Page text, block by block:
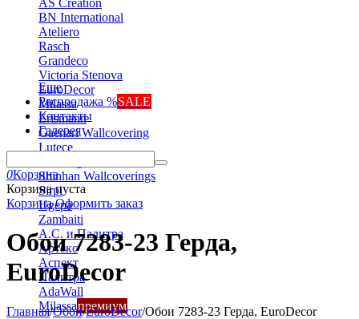
AS Creation
BN International
Ateliero
Rasch
Grandeco
Victoria Stenova
EuroDecor
Milassa
Erismann
Gaenari Wallcovering
Lutece
Shinhan Wallcoverings
Sirpi
Ugepa
Zambaiti
А.С. и Палитра
Артекс
Аспект
Палитра
AdaWall
Milassaпремиум
Еще
Распродажа %SALE
Контакты
Галерея
0Корзина
Корзина пуста
Корзина Оформить заказ
Обои 7283-23 Герда,
EuroDecor
Главная/Обои/EuroDecor/Обои 7283-23 Герда, EuroDecor